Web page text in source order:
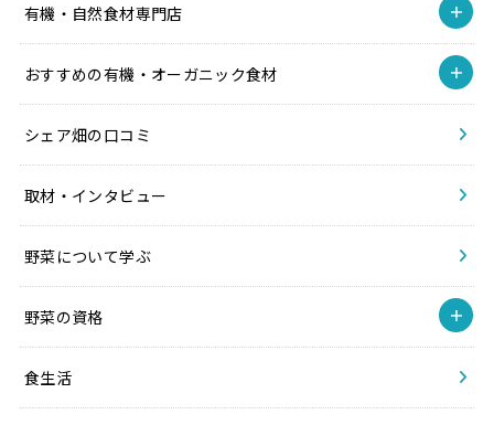
有機・自然食材専門店
おすすめの有機・オーガニック食材
シェア畑の口コミ
取材・インタビュー
野菜について学ぶ
野菜の資格
食生活